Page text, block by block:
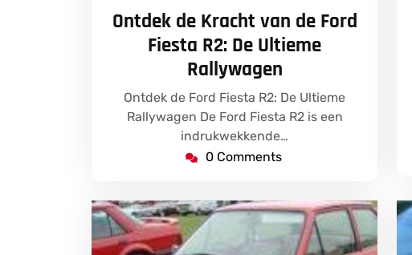
2025
Ontdek de Kracht van de Ford
Fiesta R2: De Ultieme
Rallywagen
Ontdek de Ford Fiesta R2: De Ultieme
Rallywagen De Ford Fiesta R2 is een
indrukwekkende…
0 Comments